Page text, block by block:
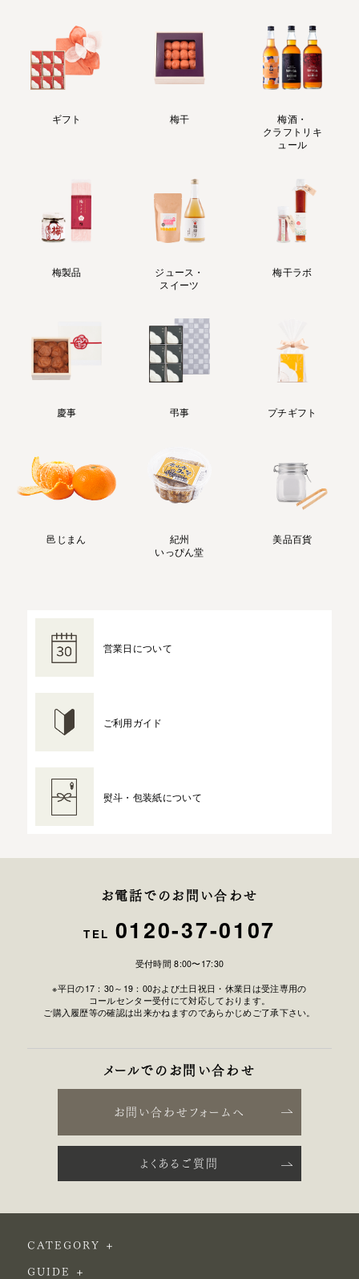
ギフト 梅干
梅酒・
クラフトリキ
ュール
梅製品
ジュース・
スイーツ
梅干ラボ
慶事 弔事 プチギフト
邑じまん
紀州
いっぴん堂
美品百貨
営業日について
ご利用ガイド
熨斗・包装紙について
お電話でのお問い合わせ
TEL 0120-37-0107
受付時間 8:00〜17:30
※平日の17：30～19：00および土日祝日・休業日は受注専用の
コールセンター受付にて対応しております。
ご購入履歴等の確認は出来かねますのであらかじめご了承下さい。
メールでのお問い合わせ
お問い合わせフォームへ
よくあるご質問
CATEGORY
GUIDE